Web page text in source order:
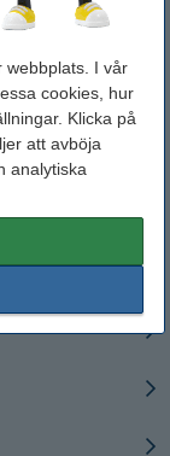
webbplats. I vår
cookies, hur
Klicka på
att avböja
analytiska